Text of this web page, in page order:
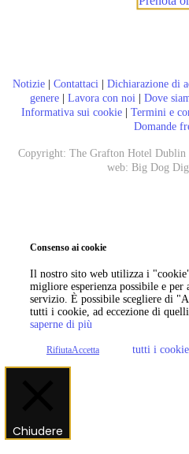
Notizie| Contattaci| Dichiarazione di
genere| Lavora con noi| Dove
Informativa sui cookie
Termini e
Domande
Copyright: The Grafton Hotel Dublin
web: Big Dog
Consenso ai cookie
Il nostro sito web utilizza i
migliore esperienza possibile e
servizio. È possibile scegliere di
tutti i cookie, ad eccezione di quelli
saperne di più
RifiutaAccetta tutti i
Chiudere